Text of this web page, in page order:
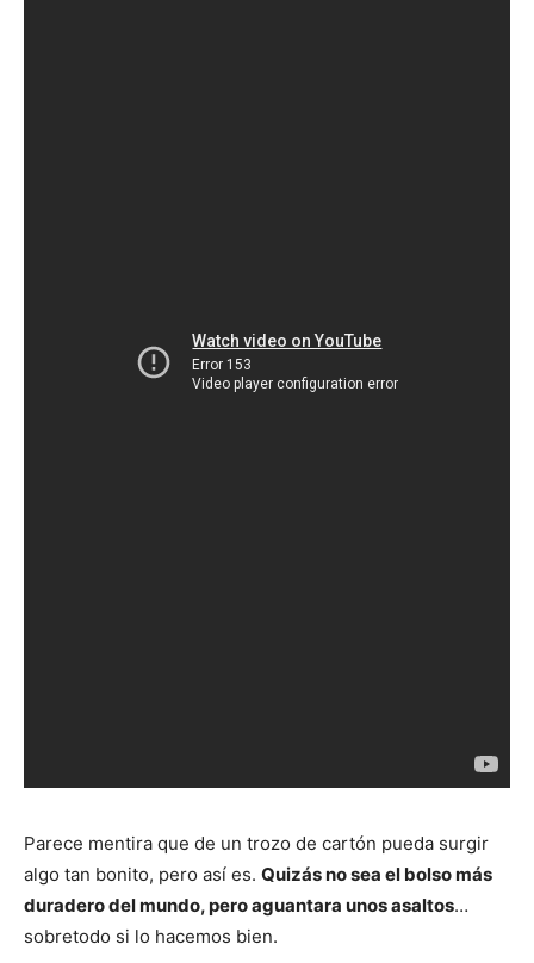
Parece mentira que de un trozo de cartón pueda surgir
algo tan bonito, pero así es. Quizás no sea el bolso más
duradero del mundo, pero aguantara unos asaltos…
sobretodo si lo hacemos bien.